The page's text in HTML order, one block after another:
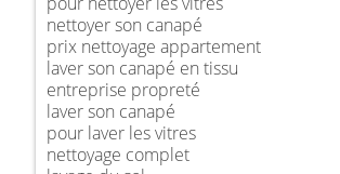
nettoyer son canapé
prix nettoyage appartement
laver son canapé en tissu
entreprise propreté
laver son canapé
pour laver les vitres
nettoyage complet